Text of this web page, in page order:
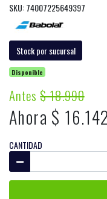
SKU: 74007225649397
Stock por sucursal
Disponible
Antes$ 18.990
Ahora $ 16.142
CANTIDAD